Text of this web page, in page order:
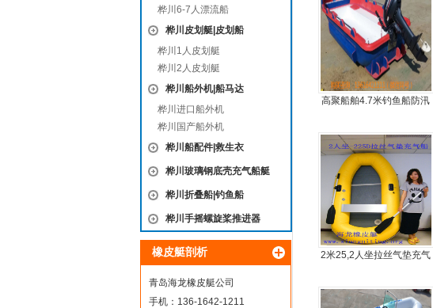
桦川6-7人漂流船
桦川皮划艇|皮划船
桦川1人皮划艇
桦川2人皮划艇
桦川船外机|船马达
桦川进口船外机
桦川国产船外机
桦川船配件|救生衣
桦川玻璃钢底壳充气船艇
桦川折叠船|钓鱼船
桦川手摇螺旋桨推进器
橡皮艇剖析
青岛海龙橡皮艇公司
手机：136-1642-1211
高聚船舶4.7米钓鱼船防汛
力艇
2米25,2人坐拉丝气垫充气